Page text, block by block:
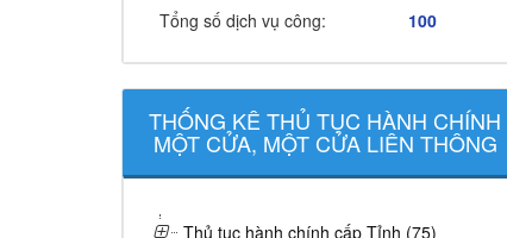
Tổng số dịch vụ công:
100
THỐNG KÊ THỦ TỤC HÀNH CHÍNH
MỘT CỬA, MỘT CỬA LIÊN THÔNG
Thủ tục hành chính cấp Tỉnh (75)